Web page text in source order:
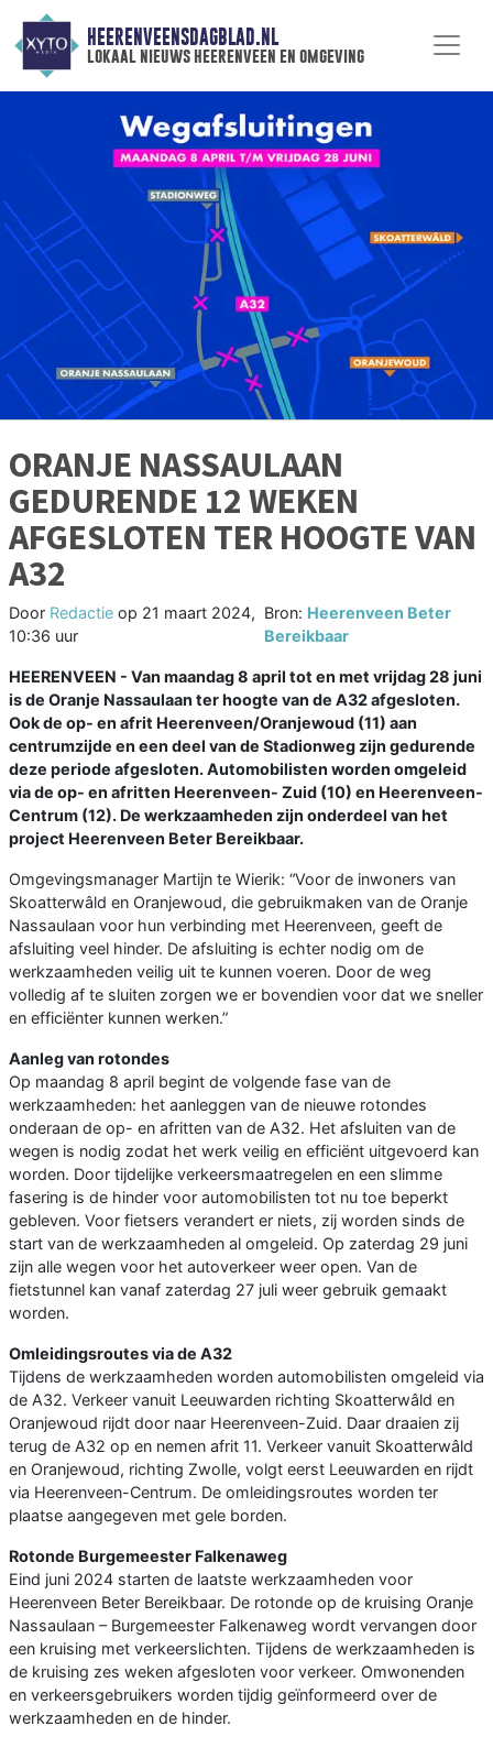
HEERENVEENSDAGBLAD.NL
lokaal nieuws heerenveen en omgeving
ORANJE NASSAULAAN
GEDURENDE 12 WEKEN
AFGESLOTEN TER HOOGTE VAN
A32
Door Redactie op 21 maart 2024,
10:36 uur
Bron: Heerenveen Beter
Bereikbaar
HEERENVEEN - Van maandag 8 april tot en met vrijdag 28 juni
is de Oranje Nassaulaan ter hoogte van de A32 afgesloten.
Ook de op- en afrit Heerenveen/Oranjewoud (11) aan
centrumzijde en een deel van de Stadionweg zijn gedurende
deze periode afgesloten. Automobilisten worden omgeleid
via de op- en afritten Heerenveen- Zuid (10) en Heerenveen-
Centrum (12). De werkzaamheden zijn onderdeel van het
project Heerenveen Beter Bereikbaar.
Omgevingsmanager Martijn te Wierik: “Voor de inwoners van
Skoatterwâld en Oranjewoud, die gebruikmaken van de Oranje
Nassaulaan voor hun verbinding met Heerenveen, geeft de
afsluiting veel hinder. De afsluiting is echter nodig om de
werkzaamheden veilig uit te kunnen voeren. Door de weg
volledig af te sluiten zorgen we er bovendien voor dat we sneller
en efficiënter kunnen werken.”
Aanleg van rotondes
Op maandag 8 april begint de volgende fase van de
werkzaamheden: het aanleggen van de nieuwe rotondes
onderaan de op- en afritten van de A32. Het afsluiten van de
wegen is nodig zodat het werk veilig en efficiënt uitgevoerd kan
worden. Door tijdelijke verkeersmaatregelen en een slimme
fasering is de hinder voor automobilisten tot nu toe beperkt
gebleven. Voor fietsers verandert er niets, zij worden sinds de
start van de werkzaamheden al omgeleid. Op zaterdag 29 juni
zijn alle wegen voor het autoverkeer weer open. Van de
fietstunnel kan vanaf zaterdag 27 juli weer gebruik gemaakt
worden.
Omleidingsroutes via de A32
Tijdens de werkzaamheden worden automobilisten omgeleid via
de A32. Verkeer vanuit Leeuwarden richting Skoatterwâld en
Oranjewoud rijdt door naar Heerenveen-Zuid. Daar draaien zij
terug de A32 op en nemen afrit 11. Verkeer vanuit Skoatterwâld
en Oranjewoud, richting Zwolle, volgt eerst Leeuwarden en rijdt
via Heerenveen-Centrum. De omleidingsroutes worden ter
plaatse aangegeven met gele borden.
Rotonde Burgemeester Falkenaweg
Eind juni 2024 starten de laatste werkzaamheden voor
Heerenveen Beter Bereikbaar. De rotonde op de kruising Oranje
Nassaulaan – Burgemeester Falkenaweg wordt vervangen door
een kruising met verkeerslichten. Tijdens de werkzaamheden is
de kruising zes weken afgesloten voor verkeer. Omwonenden
en verkeersgebruikers worden tijdig geïnformeerd over de
werkzaamheden en de hinder.